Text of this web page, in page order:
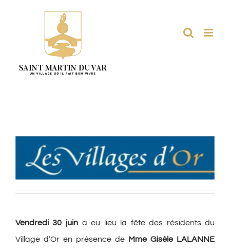
Vendredi 30 juin a eu lieu la fête des résidents du
Village d’Or en présence de Mme Gisèle LALANNE